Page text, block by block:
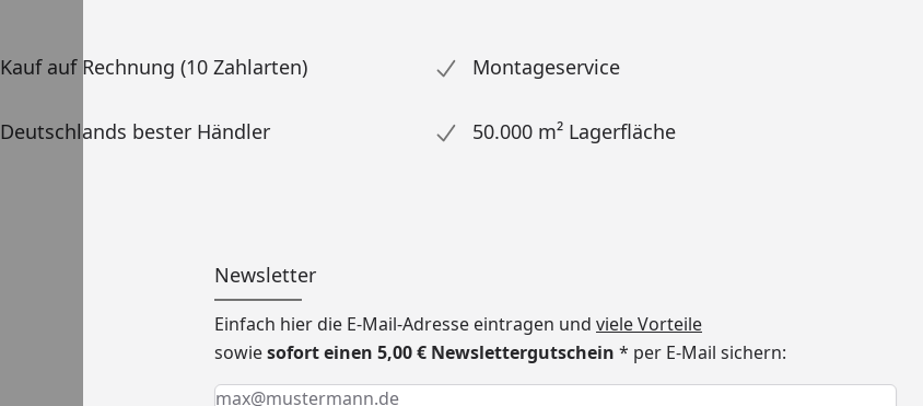
Kauf auf Rechnung (10 Zahlarten) Montageservice
Deutschlands bester Händler 50.000 m² Lagerfläche
Newsletter
Einfach hier die E-Mail-Adresse eintragen und viele Vorteile
sowiesofort einen 5,00 € Newslettergutschein * per E-Mail sichern:
Keine Eingabe erforderlich
Eingabe erforderlich
E-Mail *